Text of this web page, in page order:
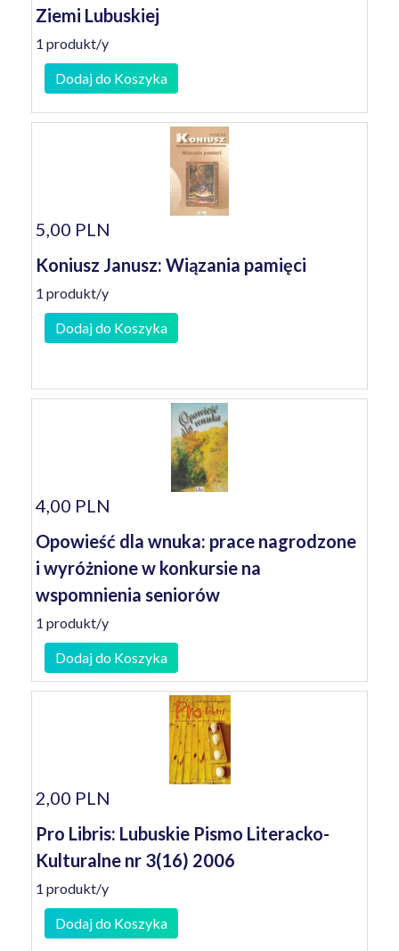
Ziemi Lubuskiej
1 produkt/y
Dodaj do Koszyka
5,00 PLN
Koniusz Janusz: Wiązania pamięci
1 produkt/y
Dodaj do Koszyka
4,00 PLN
Opowieść dla wnuka: prace nagrodzone
i wyróżnione w konkursie na
wspomnienia seniorów
1 produkt/y
Dodaj do Koszyka
2,00 PLN
Pro Libris: Lubuskie Pismo Literacko-
Kulturalne nr 3(16) 2006
1 produkt/y
Dodaj do Koszyka